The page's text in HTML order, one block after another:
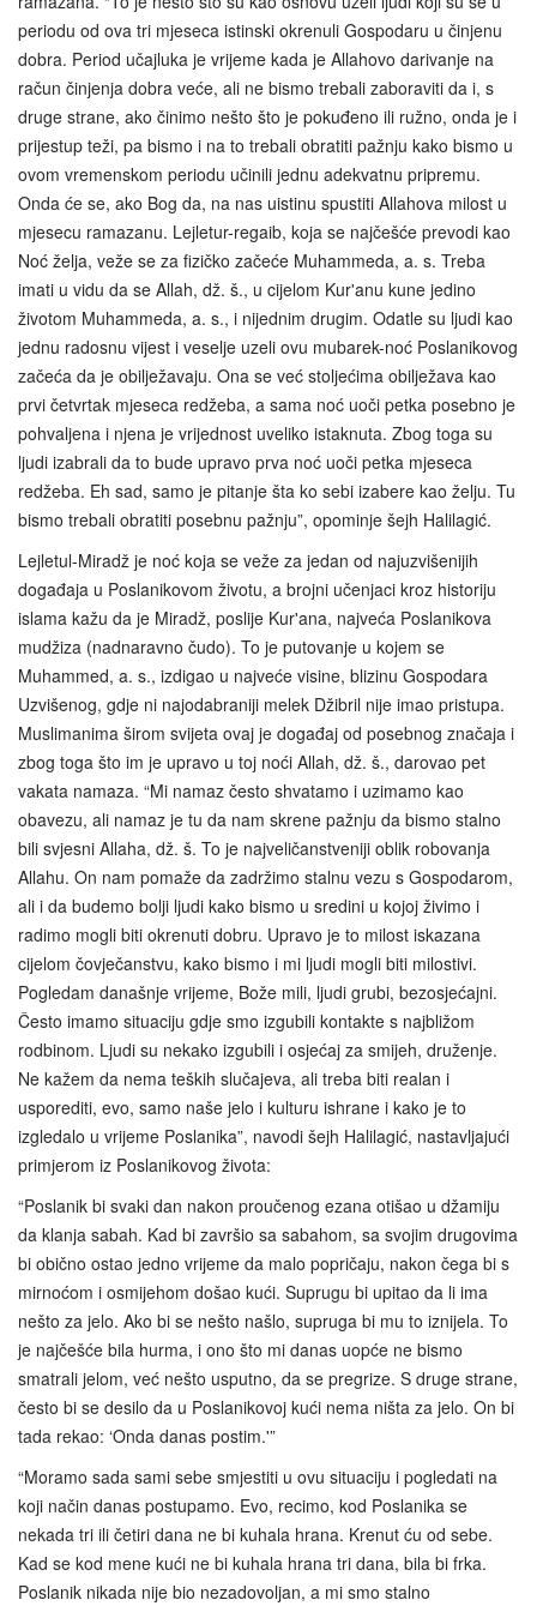
periodu od ova tri mjeseca istinski okrenuli Gospodaru u činjenu
dobra. Period učajluka je vrijeme kada je Allahovo darivanje na
račun činjenja dobra veće, ali ne bismo trebali zaboraviti da i, s
druge strane, ako činimo nešto što je pokuđeno ili ružno, onda je i
prijestup teži, pa bismo i na to trebali obratiti pažnju kako bismo u
ovom vremenskom periodu učinili jednu adekvatnu pripremu.
Onda će se, ako Bog da, na nas uistinu spustiti Allahova milost u
mjesecu ramazanu. Lejletur-regaib, koja se najčešće prevodi kao
Noć želja, veže se za fizičko začeće Muhammeda, a. s. Treba
imati u vidu da se Allah, dž. š., u cijelom Kur'anu kune jedino
životom Muhammeda, a. s., i nijednim drugim. Odatle su ljudi kao
jednu radosnu vijest i veselje uzeli ovu mubarek-noć Poslanikovog
začeća da je obilježavaju. Ona se već stoljećima obilježava kao
prvi četvrtak mjeseca redžeba, a sama noć uoči petka posebno je
pohvaljena i njena je vrijednost uveliko istaknuta. Zbog toga su
ljudi izabrali da to bude upravo prva noć uoči petka mjeseca
redžeba. Eh sad, samo je pitanje šta ko sebi izabere kao želju. Tu
bismo trebali obratiti posebnu pažnju”, opominje šejh Halilagić.
Lejletul-Miradž je noć koja se veže za jedan od najuzvišenijih
događaja u Poslanikovom životu, a brojni učenjaci kroz historiju
islama kažu da je Miradž, poslije Kur'ana, najveća Poslanikova
mudžiza (nadnaravno čudo). To je putovanje u kojem se
Muhammed, a. s., izdigao u najveće visine, blizinu Gospodara
Uzvišenog, gdje ni najodabraniji melek Džibril nije imao pristupa.
Muslimanima širom svijeta ovaj je događaj od posebnog značaja i
zbog toga što im je upravo u toj noći Allah, dž. š., darovao pet
vakata namaza. “Mi namaz često shvatamo i uzimamo kao
obavezu, ali namaz je tu da nam skrene pažnju da bismo stalno
bili svjesni Allaha, dž. š. To je najveličanstveniji oblik robovanja
Allahu. On nam pomaže da zadržimo stalnu vezu s Gospodarom,
ali i da budemo bolji ljudi kako bismo u sredini u kojoj živimo i
radimo mogli biti okrenuti dobru. Upravo je to milost iskazana
cijelom čovječanstvu, kako bismo i mi ljudi mogli biti milostivi.
Pogledam današnje vrijeme, Bože mili, ljudi grubi, bezosjećajni.
Često imamo situaciju gdje smo izgubili kontakte s najbližom
rodbinom. Ljudi su nekako izgubili i osjećaj za smijeh, druženje.
Ne kažem da nema teških slučajeva, ali treba biti realan i
usporediti, evo, samo naše jelo i kulturu ishrane i kako je to
izgledalo u vrijeme Poslanika”, navodi šejh Halilagić, nastavljajući
primjerom iz Poslanikovog života:
“Poslanik bi svaki dan nakon proučenog ezana otišao u džamiju
da klanja sabah. Kad bi završio sa sabahom, sa svojim drugovima
bi obično ostao jedno vrijeme da malo popričaju, nakon čega bi s
mirnoćom i osmijehom došao kući. Suprugu bi upitao da li ima
nešto za jelo. Ako bi se nešto našlo, supruga bi mu to iznijela. To
je najčešće bila hurma, i ono što mi danas uopće ne bismo
smatrali jelom, već nešto usputno, da se pregrize. S druge strane,
često bi se desilo da u Poslanikovoj kući nema ništa za jelo. On bi
tada rekao: ‘Onda danas postim.'”
“Moramo sada sami sebe smjestiti u ovu situaciju i pogledati na
koji način danas postupamo. Evo, recimo, kod Poslanika se
nekada tri ili četiri dana ne bi kuhala hrana. Krenut ću od sebe.
Kad se kod mene kući ne bi kuhala hrana tri dana, bila bi frka.
Poslanik nikada nije bio nezadovoljan, a mi smo stalno